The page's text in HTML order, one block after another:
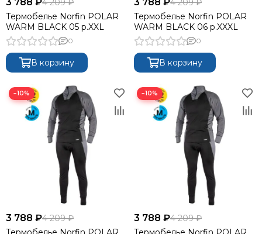
4 209 ₽
Термобелье Norfin POLAR
WARM BLACK 05 р.XXL
0
В корзину
4 209 ₽
Термобелье Norfin POLAR
WARM BLACK 06 р.XXXL
0
В корзину
−10%
3 788 ₽4 209 ₽
−10%
3 788 ₽4 209 ₽